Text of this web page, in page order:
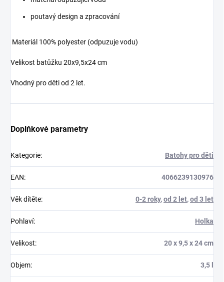
poutavý design a zpracování
Materiál 100% polyester (odpuzuje vodu)
Velikost batůžku 20x9,5x24 cm
Vhodný pro děti od 2 let.
Doplňkové parametry
Kategorie: Batohy pro děti
EAN: 4066239130976
Věk dítěte: 0-2 roky,od 2 let,od 3 let
Pohlaví: Holka
Velikost: 20 x 9,5 x 24 cm
Objem: 3,5 l